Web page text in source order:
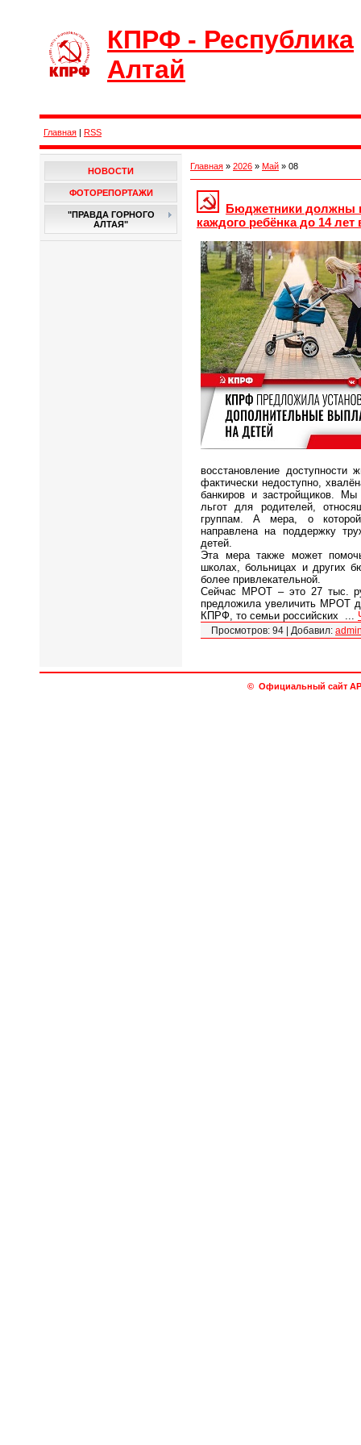
КПРФ - Республика
Алтай
Главная | RSS
НОВОСТИ
ФОТОРЕПОРТАЖИ
"ПРАВДА ГОРНОГО
АЛТАЯ"
Главная » 2026 » Май » 08
Бюджетники должны
каждого ребёнка до 14
восстановление
фактически недоступно,
банкиров и застройщиков.
льгот для родителей,
группам. А мера, о
направлена на поддержку
детей.
Эта мера также может
школах, больницах и других
более привлекательной.
Сейчас МРОТ – это 27 тыс.
предложила увеличить МРОТ
КПРФ, то семьи российских
Просмотров: 94 | Добавил:
© Официальный сайт